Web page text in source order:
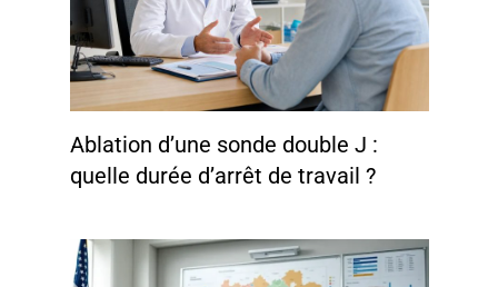
Ablation d’une sonde double J :
quelle durée d’arrêt de travail ?